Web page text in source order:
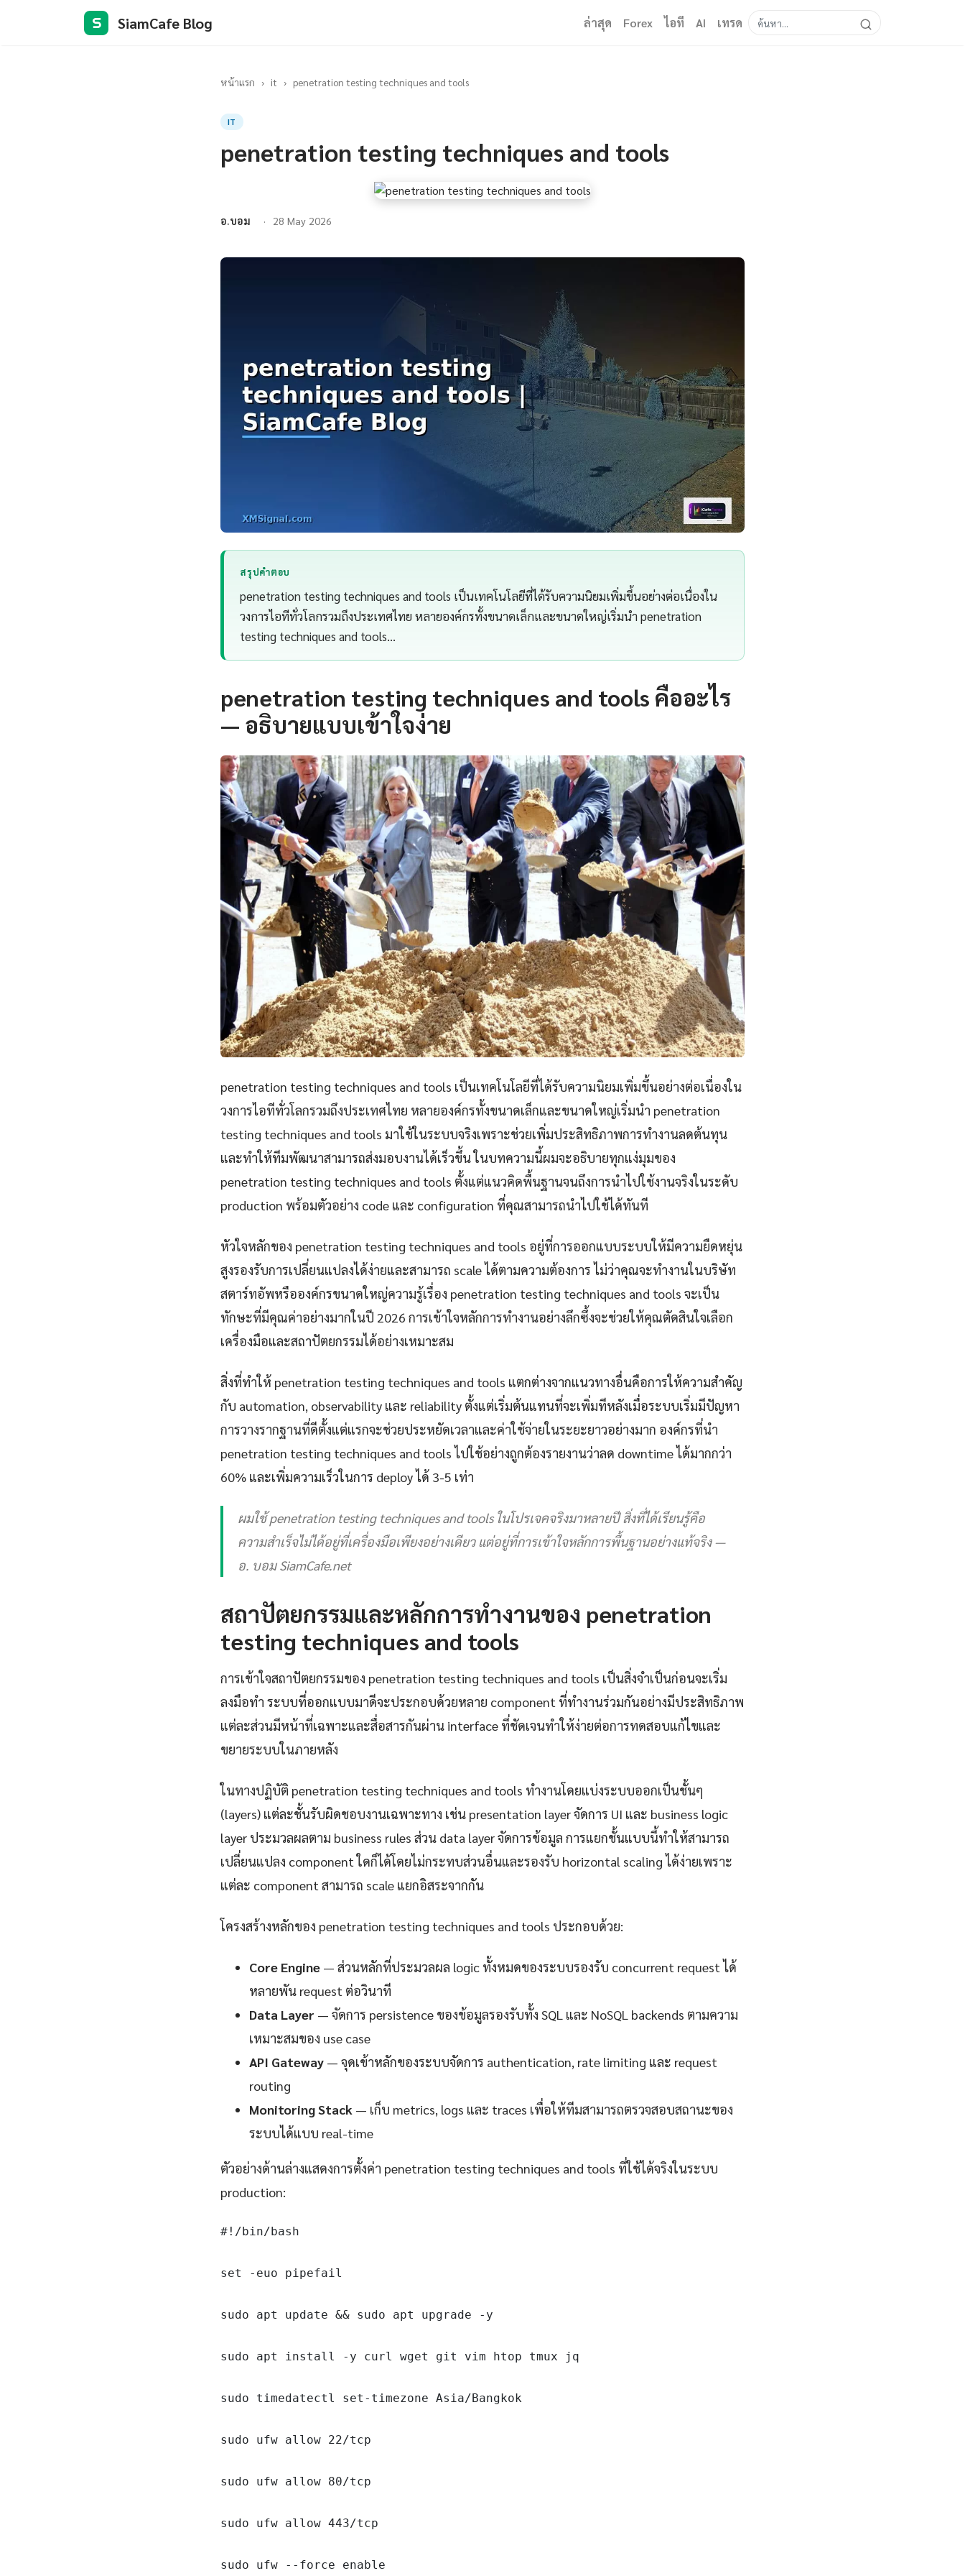
S SiamCafe Blog ล่าสุด Forex ไอที AI เทรด
หน้าแรก › it › penetration testing techniques and tools
IT
penetration testing techniques and tools
อ.บอม 28 May 2026
สรุปคำตอบ
penetration testing techniques and tools เป็นเทคโนโลยีที่ได้รับความนิยมเพิ่มขึ้นอย่างต่อเนื่องใน
วงการไอทีทั่วโลกรวมถึงประเทศไทย หลายองค์กรทั้งขนาดเล็กและขนาดใหญ่เริ่มนำ penetration
testing techniques and tools…
penetration testing techniques and tools คืออะไร
— อธิบายแบบเข้าใจง่าย
penetration testing techniques and tools เป็นเทคโนโลยีที่ได้รับความนิยมเพิ่มขึ้นอย่างต่อเนื่องใน
วงการไอทีทั่วโลกรวมถึงประเทศไทย หลายองค์กรทั้งขนาดเล็กและขนาดใหญ่เริ่มนำ penetration
testing techniques and tools มาใช้ในระบบจริงเพราะช่วยเพิ่มประสิทธิภาพการทำงานลดต้นทุน
และทำให้ทีมพัฒนาสามารถส่งมอบงานได้เร็วขึ้น ในบทความนี้ผมจะอธิบายทุกแง่มุมของ
penetration testing techniques and tools ตั้งแต่แนวคิดพื้นฐานจนถึงการนำไปใช้งานจริงในระดับ
production พร้อมตัวอย่าง code และ configuration ที่คุณสามารถนำไปใช้ได้ทันที
หัวใจหลักของ penetration testing techniques and tools อยู่ที่การออกแบบระบบให้มีความยืดหยุ่น
สูงรองรับการเปลี่ยนแปลงได้ง่ายและสามารถ scale ได้ตามความต้องการ ไม่ว่าคุณจะทำงานในบริษัท
สตาร์ทอัพหรือองค์กรขนาดใหญ่ความรู้เรื่อง penetration testing techniques and tools จะเป็น
ทักษะที่มีคุณค่าอย่างมากในปี 2026 การเข้าใจหลักการทำงานอย่างลึกซึ้งจะช่วยให้คุณตัดสินใจเลือก
เครื่องมือและสถาปัตยกรรมได้อย่างเหมาะสม
สิ่งที่ทำให้ penetration testing techniques and tools แตกต่างจากแนวทางอื่นคือการให้ความสำคัญ
กับ automation, observability และ reliability ตั้งแต่เริ่มต้นแทนที่จะเพิ่มทีหลังเมื่อระบบเริ่มมีปัญหา
การวางรากฐานที่ดีตั้งแต่แรกจะช่วยประหยัดเวลาและค่าใช้จ่ายในระยะยาวอย่างมาก องค์กรที่นำ
penetration testing techniques and tools ไปใช้อย่างถูกต้องรายงานว่าลด downtime ได้มากกว่า
60% และเพิ่มความเร็วในการ deploy ได้ 3-5 เท่า
ผมใช้ penetration testing techniques and tools ในโปรเจคจริงมาหลายปี สิ่งที่ได้เรียนรู้คือ
ความสำเร็จไม่ได้อยู่ที่เครื่องมือเพียงอย่างเดียว แต่อยู่ที่การเข้าใจหลักการพื้นฐานอย่างแท้จริง —
อ. บอม SiamCafe.net
สถาปัตยกรรมและหลักการทำงานของ penetration
testing techniques and tools
การเข้าใจสถาปัตยกรรมของ penetration testing techniques and tools เป็นสิ่งจำเป็นก่อนจะเริ่ม
ลงมือทำ ระบบที่ออกแบบมาดีจะประกอบด้วยหลาย component ที่ทำงานร่วมกันอย่างมีประสิทธิภาพ
แต่ละส่วนมีหน้าที่เฉพาะและสื่อสารกันผ่าน interface ที่ชัดเจนทำให้ง่ายต่อการทดสอบแก้ไขและ
ขยายระบบในภายหลัง
ในทางปฏิบัติ penetration testing techniques and tools ทำงานโดยแบ่งระบบออกเป็นชั้นๆ
(layers) แต่ละชั้นรับผิดชอบงานเฉพาะทาง เช่น presentation layer จัดการ UI และ business logic
layer ประมวลผลตาม business rules ส่วน data layer จัดการข้อมูล การแยกชั้นแบบนี้ทำให้สามารถ
เปลี่ยนแปลง component ใดก็ได้โดยไม่กระทบส่วนอื่นและรองรับ horizontal scaling ได้ง่ายเพราะ
แต่ละ component สามารถ scale แยกอิสระจากกัน
โครงสร้างหลักของ penetration testing techniques and tools ประกอบด้วย:
Core Engine — ส่วนหลักที่ประมวลผล logic ทั้งหมดของระบบรองรับ concurrent request ได้
หลายพัน request ต่อวินาที
Data Layer — จัดการ persistence ของข้อมูลรองรับทั้ง SQL และ NoSQL backends ตามความ
เหมาะสมของ use case
API Gateway — จุดเข้าหลักของระบบจัดการ authentication, rate limiting และ request
routing
Monitoring Stack — เก็บ metrics, logs และ traces เพื่อให้ทีมสามารถตรวจสอบสถานะของ
ระบบได้แบบ real-time
ตัวอย่างด้านล่างแสดงการตั้งค่า penetration testing techniques and tools ที่ใช้ได้จริงในระบบ
production:
#!/bin/bash
set -euo pipefail
sudo apt update && sudo apt upgrade -y
sudo apt install -y curl wget git vim htop tmux jq
sudo timedatectl set-timezone Asia/Bangkok
sudo ufw allow 22/tcp
sudo ufw allow 80/tcp
sudo ufw allow 443/tcp
sudo ufw --force enable